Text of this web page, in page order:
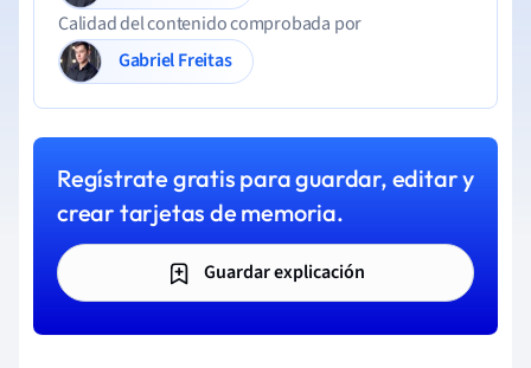
Calidad del contenido comprobada por
Gabriel Freitas
Regístrate gratis para guardar, editar y
crear tarjetas de memoria.
Guardar explicación